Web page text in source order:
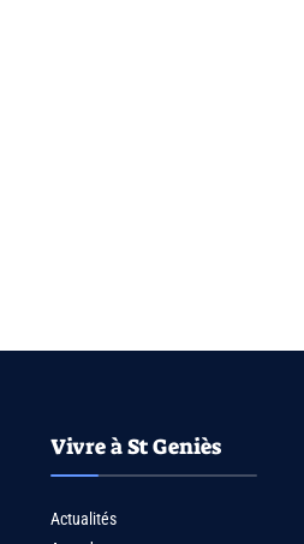
Vivre à St Geniès
Actualités